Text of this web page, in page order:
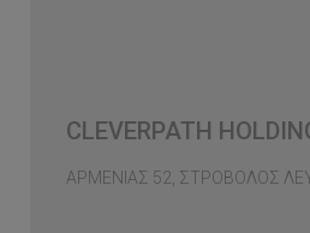
CLEVERPATH
ΑΡΜΕΝΙΑΣ 52, ΣΤΡΟΒΟΛΟΣ